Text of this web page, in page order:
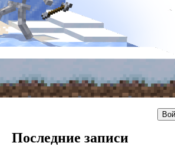
Последние записи